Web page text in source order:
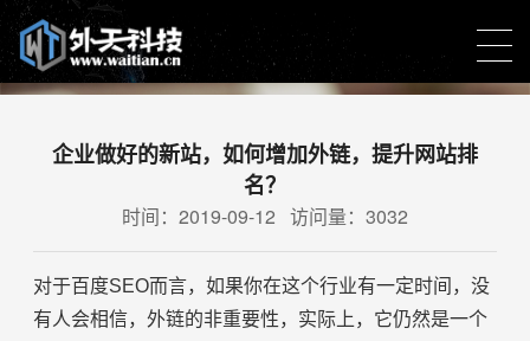
新闻中心
营销策略结合视觉创意达到完美的网站访问体验
企业做好的新站，如何增加外链，提升网站排
名？
时间：2019-09-12 访问量：3032
对于百度SEO而言，如果你在这个行业有一定时间，没
有人会相信，外链的非重要性，实际上，它仍然是一个